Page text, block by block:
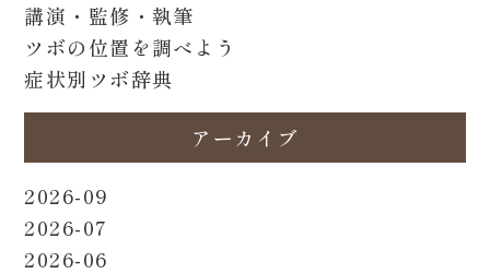
講演・監修・執筆
ツボの位置を調べよう
症状別ツボ辞典
アーカイブ
2026-09
2026-07
2026-06